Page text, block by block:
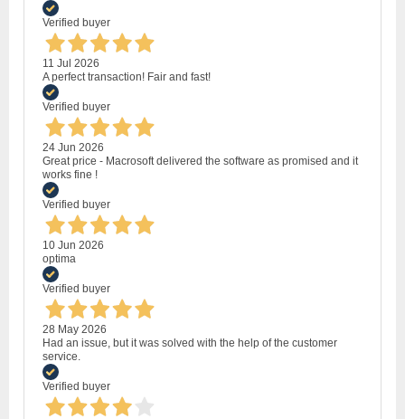
Verified buyer
11 Jul 2026
A perfect transaction! Fair and fast!
Verified buyer
24 Jun 2026
Great price - Macrosoft delivered the software as promised and it
works fine !
Verified buyer
10 Jun 2026
optima
Verified buyer
28 May 2026
Had an issue, but it was solved with the help of the customer
service.
Verified buyer